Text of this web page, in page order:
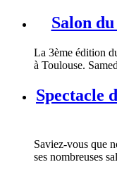
Salon
La 3ème édition
à Toulouse.
Spectacle
Saviez-vous que
ses nombreuses